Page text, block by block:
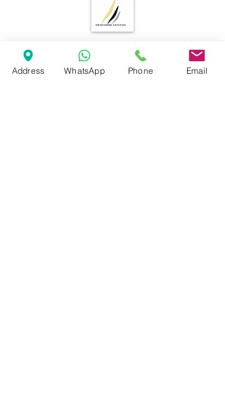
Andrea Esposito
Address WhatsApp Phone Email